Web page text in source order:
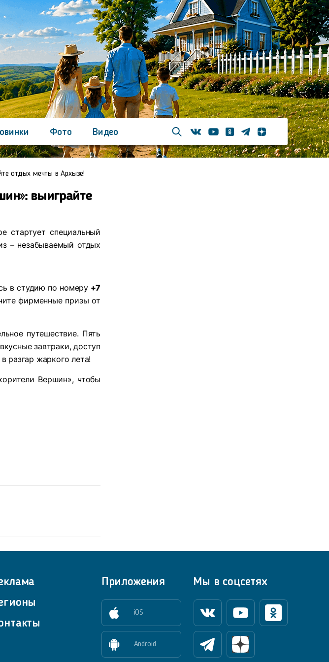
Фото
Видео
ВконтактеYoutubeОдноклассники
ТелеграмЯндекс дзен
отдых мечты в Архызе!
выиграйте
стартует специальный
– незабываемый отдых
в студию по номеру +7
фирменные призы от
путешествие. Пять
завтраки, доступ
разгар жаркого лета!
Вершин», чтобы
Приложения
iOS
Android
Мы в соцсетях
ВконтактеYoutube Одноклассники
Телеграм Яндекс Дзен